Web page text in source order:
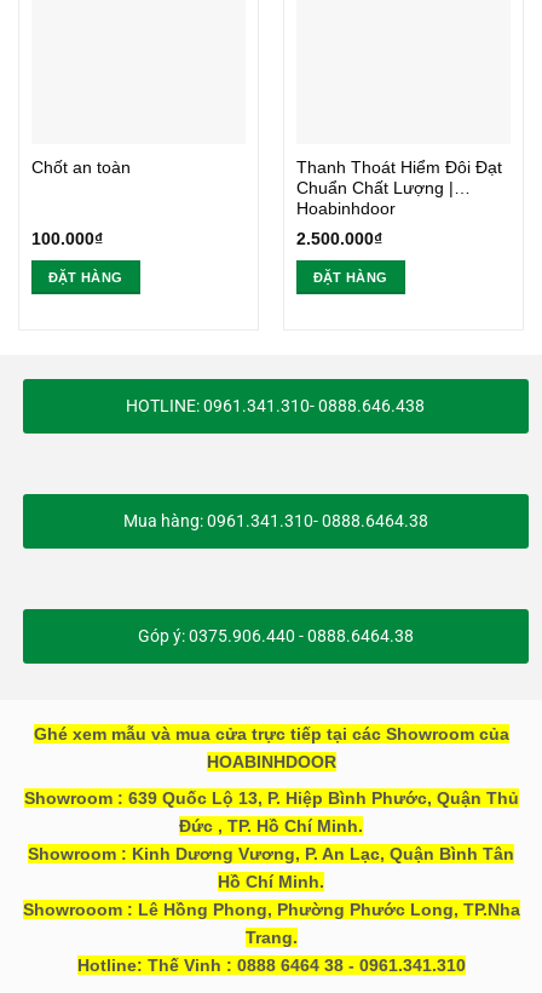
Chốt an toàn
100.000₫
ĐẶT HÀNG
Thanh Thoát Hiểm Đôi Đạt
Chuẩn Chất Lượng |
Hoabinhdoor
2.500.000₫
ĐẶT HÀNG
HOTLINE: 0961.341.310- 0888.646.438
Mua hàng: 0961.341.310- 0888.6464.38
Góp ý: 0375.906.440 - 0888.6464.38
Ghé xem mẫu và mua cửa trực tiếp tại các Showroom của
HOABINHDOOR
Showroom : 639 Quốc Lộ 13, P. Hiệp Bình Phước, Quận Thủ
Đức , TP. Hồ Chí Minh.
Showroom : Kinh Dương Vương, P. An Lạc, Quận Bình Tân
Hồ Chí Minh.
Showrooom : Lê Hồng Phong, Phường Phước Long, TP.Nha
Trang.
Hotline: Thế Vinh : 0888 6464 38 - 0961.341.310